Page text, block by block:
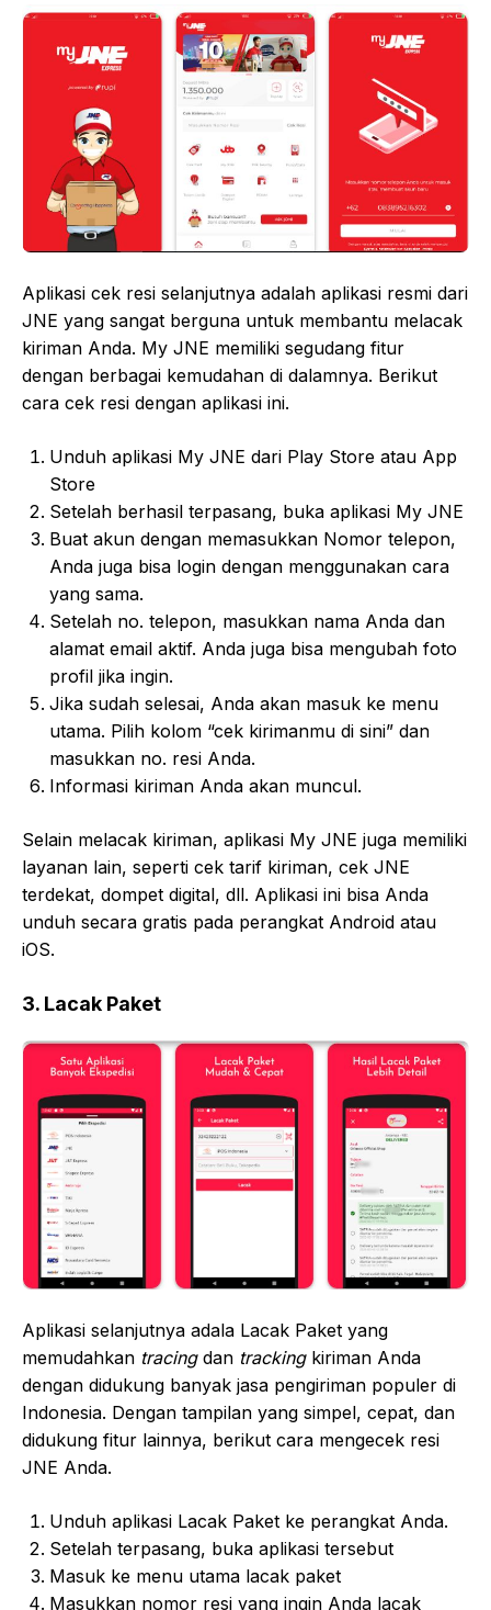
Aplikasi cek resi selanjutnya adalah aplikasi resmi dari
JNE yang sangat berguna untuk membantu melacak
kiriman Anda. My JNE memiliki segudang fitur
dengan berbagai kemudahan di dalamnya. Berikut
cara cek resi dengan aplikasi ini.
Unduh aplikasi My JNE dari Play Store atau App
Store
Setelah berhasil terpasang, buka aplikasi My JNE
Buat akun dengan memasukkan Nomor telepon,
Anda juga bisa login dengan menggunakan cara
yang sama.
Setelah no. telepon, masukkan nama Anda dan
alamat email aktif. Anda juga bisa mengubah foto
profil jika ingin.
Jika sudah selesai, Anda akan masuk ke menu
utama. Pilih kolom “cek kirimanmu di sini” dan
masukkan no. resi Anda.
Informasi kiriman Anda akan muncul.
Selain melacak kiriman, aplikasi My JNE juga memiliki
layanan lain, seperti cek tarif kiriman, cek JNE
terdekat, dompet digital, dll. Aplikasi ini bisa Anda
unduh secara gratis pada perangkat Android atau
iOS.
3. Lacak Paket
Aplikasi selanjutnya adala Lacak Paket yang
memudahkan tracingdan trackingkiriman Anda
dengan didukung banyak jasa pengiriman populer di
Indonesia. Dengan tampilan yang simpel, cepat, dan
didukung fitur lainnya, berikut cara mengecek resi
JNE Anda.
Unduh aplikasi Lacak Paket ke perangkat Anda.
Setelah terpasang, buka aplikasi tersebut
Masuk ke menu utama lacak paket
Masukkan nomor resi yang ingin Anda lacak